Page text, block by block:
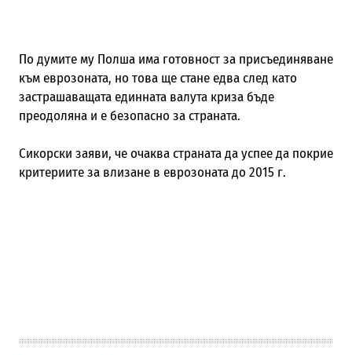
По думите му Полша има готовност за присъединяване
към еврозоната, но това ще стане едва след като
застрашаващата единната валута криза бъде
преодоляна и е безопасно за страната.
Сикорски заяви, че очаква страната да успее да покрие
критериите за влизане в еврозоната до 2015 г.